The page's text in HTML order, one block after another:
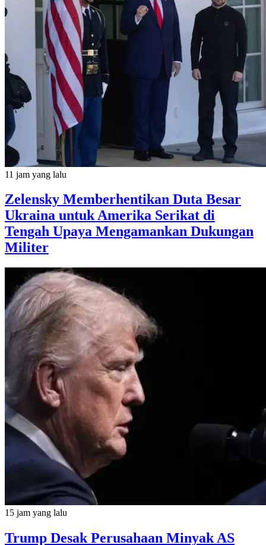
11 jam yang lalu
Zelensky Memberhentikan Duta Besar
Ukraina untuk Amerika Serikat di
Tengah Upaya Mengamankan Dukungan
Militer
15 jam yang lalu
Trump Desak Perusahaan Minyak AS